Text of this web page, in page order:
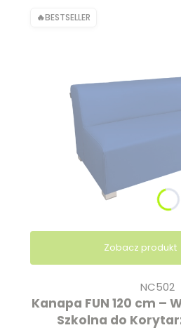
BESTSELLER
Zobacz produkt
NC502
Kanapa FUN 120 cm –
Szkolna do